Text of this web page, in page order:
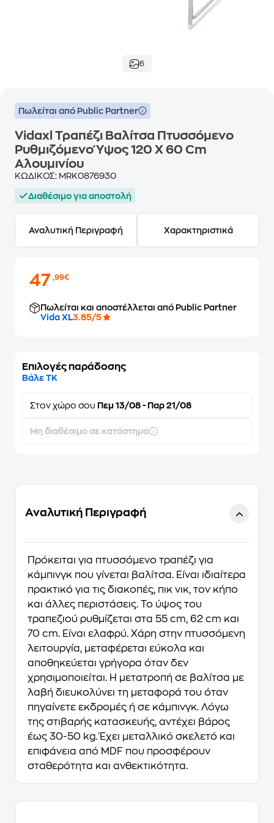
6
Πωλείται από Public Partner
Vidaxl Τραπέζι Βαλίτσα Πτυσσόμενο
Ρυθμιζόμενο Ύψος 120 X 60 Cm
Αλουμινίου
ΚΩΔΙΚΟΣ: MRK0876930
Διαθέσιμο για αποστολή
Αναλυτική Περιγραφή Χαρακτηριστικά
47,99€
Πωλείται και αποστέλλεται από Public Partner
Vida XL3.85/5
Επιλογές παράδοσης
Βάλε ΤΚ
Στον χώρο σου Πεμ 13/08 - Παρ 21/08
Μη διαθέσιμο σε κατάστημα
Αναλυτική Περιγραφή
Πρόκειται για πτυσσόμενο τραπέζι για
κάμπινγκ που γίνεται βαλίτσα. Είναι ιδιαίτερα
πρακτικό για τις διακοπές, πικ νικ, τον κήπο
και άλλες περιστάσεις. Το ύψος του
τραπεζιού ρυθμίζεται στα 55 cm, 62 cm και
70 cm. Είναι ελαφρύ. Χάρη στην πτυσσόμενη
λειτουργία, μεταφέρεται εύκολα και
αποθηκεύεται γρήγορα όταν δεν
χρησιμοποιείται. Η μετατροπή σε βαλίτσα με
λαβή διευκολύνει τη μεταφορά του όταν
πηγαίνετε εκδρομές ή σε κάμπινγκ. Λόγω
της στιβαρής κατασκευής, αντέχει βάρος
έως 30-50 kg. Έχει μεταλλικό σκελετό και
επιφάνεια από MDF που προσφέρουν
σταθερότητα και ανθεκτικότητα.